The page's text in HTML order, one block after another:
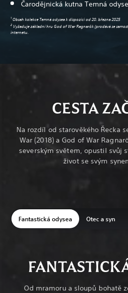
Čarodějnická kutna Temná
1 Obsah kolekce Temná odysea k dispozici od 20. března 2025
2 Vyžaduje základní hru God of War Ragnarök (prodává se
internetu.
CESTA
Na rozdíl od starověkého Řecka
War (2018) a God of War
severským světem, opustil svůj
život se svým
Fantastická odysea Otec a syn
Od mramoru a sloupů bohatě